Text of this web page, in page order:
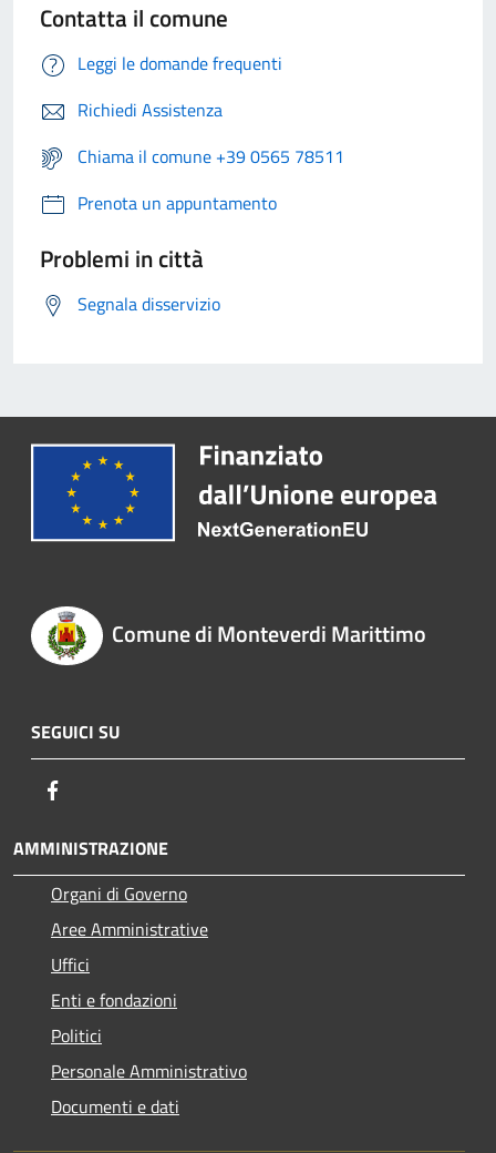
Contatta il comune
Leggi le domande frequenti
Richiedi Assistenza
Chiama il comune +39 0565 78511
Prenota un appuntamento
Problemi in città
Segnala disservizio
Comune di Monteverdi Marittimo
SEGUICI SU
AMMINISTRAZIONE
Organi di Governo
Aree Amministrative
Uffici
Enti e fondazioni
Politici
Personale Amministrativo
Documenti e dati